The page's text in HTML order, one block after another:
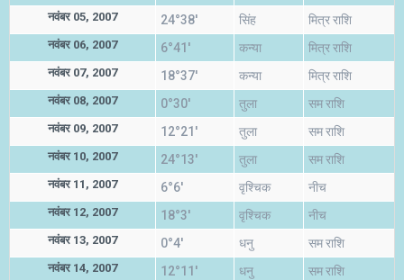
नवंबर 05, 2007 24°38' सिंह मित्र राशि
नवंबर 06, 2007 6°41' कन्या मित्र राशि
नवंबर 07, 2007 18°37' कन्या मित्र राशि
नवंबर 08, 2007 0°30' तुला सम राशि
नवंबर 09, 2007 12°21' तुला सम राशि
नवंबर 10, 2007 24°13' तुला सम राशि
नवंबर 11, 2007 6°6' वृश्चिक नीच
नवंबर 12, 2007 18°3' वृश्चिक नीच
नवंबर 13, 2007 0°4' धनु सम राशि
नवंबर 14, 2007 12°11' धनु सम राशि